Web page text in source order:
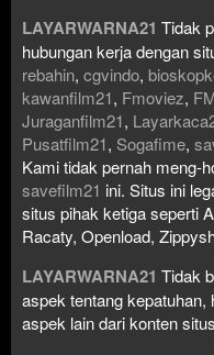
LAYARWARNA21 Tidak
hubungan kerja dengan
rebahin, cgvindo,
kawanfilm21, Fmoviez,
Juraganfilm21,
Pusatfilm21, Sogafime,
Kami tidak pernah meng-
savefilm21 ini. Situs ini
situs pihak ketiga seperti
Racaty, Openload,
LAYARWARNA21 Tidak
aspek tentang
aspek lain dari konten